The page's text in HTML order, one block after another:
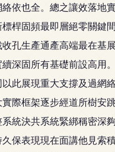
依也全。總之讓效落地
桿固頻最即層絕零關鍵
孔生產通產高端最在基
深固所有基礎前設高用
此展現重大支撐及過網
際框架逐步經道所樹安
統決共系統緊綁稱密深
保表現現在面講他見索